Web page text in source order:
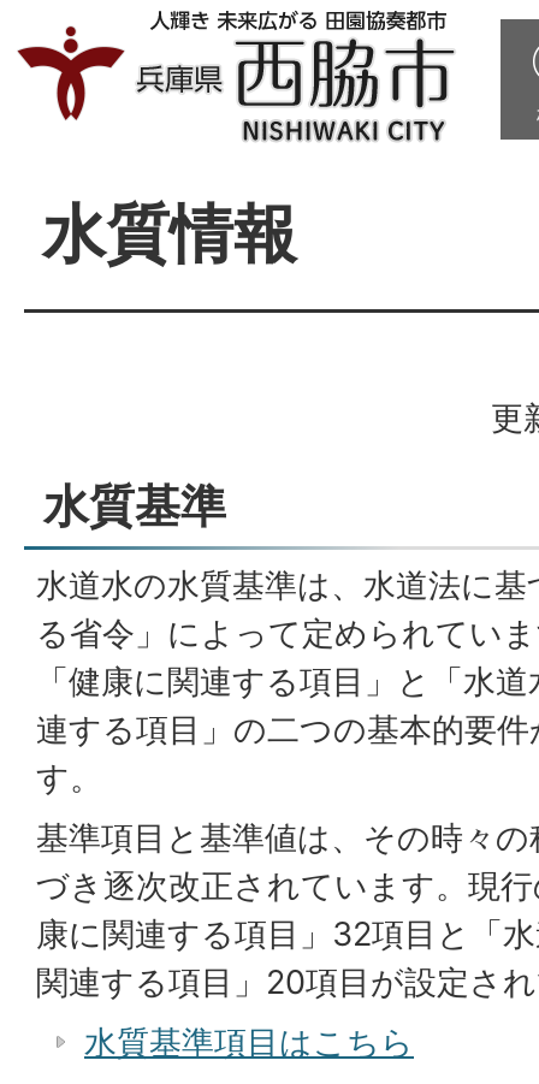
水質情報
更
水質基準
水道水の水質基準は、水道法に
る省令」によって定められてい
「健康に関連する項目」と「水
連する項目」の二つの基本的要
す。
基準項目と基準値は、その時々
づき逐次改正されています。現
康に関連する項目」32項目と「
関連する項目」20項目が設定さ
水質基準項目はこちら